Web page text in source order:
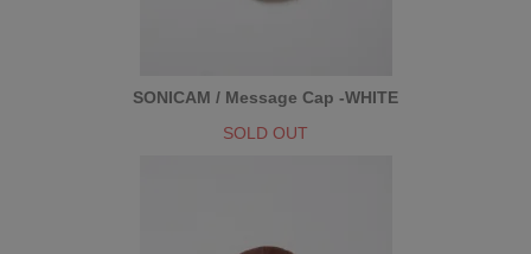
SONICAM / Message Cap -WHITE
SOLD OUT